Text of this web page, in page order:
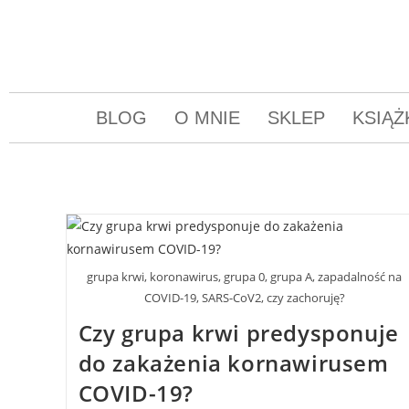
BLOG O MNIE SKLEP
grupa krwi, koronawirus, grupa 0, grupa A, zapadalność na
COVID-19, SARS-CoV2, czy zachoruję?
Czy grupa krwi predysponuje
do zakażenia kornawirusem
COVID-19?